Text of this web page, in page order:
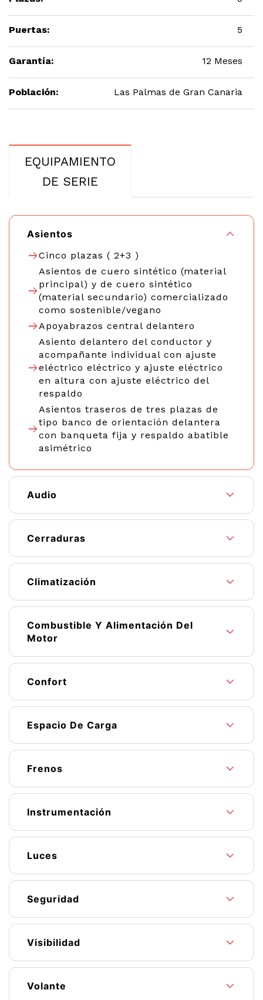
Puertas: 5
Garantía: 12 Meses
Población: Las Palmas de Gran Canaria
EQUIPAMIENTO
DE SERIE
Asientos
Cinco plazas ( 2+3 )
Asientos de cuero sintético (material
principal) y de cuero sintético
(material secundario) comercializado
como sostenible/vegano
Apoyabrazos central delantero
Asiento delantero del conductor y
acompañante individual con ajuste
eléctrico eléctrico y ajuste eléctrico
en altura con ajuste eléctrico del
respaldo
Asientos traseros de tres plazas de
tipo banco de orientación delantera
con banqueta fija y respaldo abatible
asimétrico
Audio
Cerraduras
Climatización
Combustible Y Alimentación Del
Motor
Confort
Espacio De Carga
Frenos
Instrumentación
Luces
Seguridad
Visibilidad
Volante